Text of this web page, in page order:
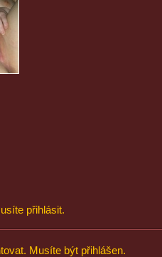
přihlásit.
Musíte být přihlášen.